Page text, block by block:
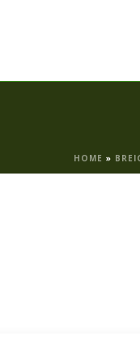
HOME »